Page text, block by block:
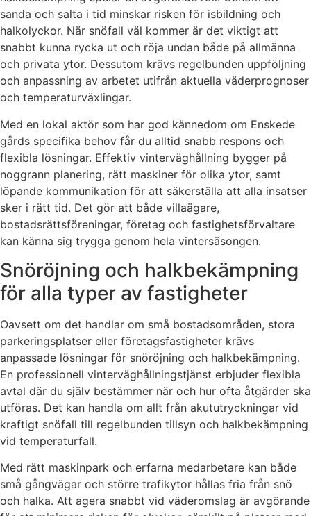
sanda och salta i tid minskar risken för isbildning och
halkolyckor. När snöfall väl kommer är det viktigt att
snabbt kunna rycka ut och röja undan både på allmänna
och privata ytor. Dessutom krävs regelbunden uppföljning
och anpassning av arbetet utifrån aktuella väderprognoser
och temperaturväxlingar.
Med en lokal aktör som har god kännedom om Enskede
gårds specifika behov får du alltid snabb respons och
flexibla lösningar. Effektiv vinterväghållning bygger på
noggrann planering, rätt maskiner för olika ytor, samt
löpande kommunikation för att säkerställa att alla insatser
sker i rätt tid. Det gör att både villaägare,
bostadsrättsföreningar, företag och fastighetsförvaltare
kan känna sig trygga genom hela vintersäsongen.
Snöröjning och halkbekämpning
för alla typer av fastigheter
Oavsett om det handlar om små bostadsområden, stora
parkeringsplatser eller företagsfastigheter krävs
anpassade lösningar för snöröjning och halkbekämpning.
En professionell vinterväghållningstjänst erbjuder flexibla
avtal där du själv bestämmer när och hur ofta åtgärder ska
utföras. Det kan handla om allt från akututryckningar vid
kraftigt snöfall till regelbunden tillsyn och halkbekämpning
vid temperaturfall.
Med rätt maskinpark och erfarna medarbetare kan både
små gångvägar och större trafikytor hållas fria från snö
och halka. Att agera snabbt vid väderomslag är avgörande